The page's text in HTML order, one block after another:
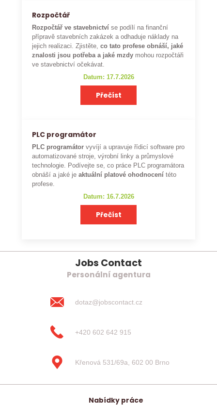
Rozpočtář
Rozpočtář ve stavebnictví se podílí na finanční
přípravě stavebních zakázek a odhaduje náklady na
jejich realizaci. Zjistěte,co tato profese obnáší, jaké
znalosti jsou potřeba a jaké mzdy mohou rozpočtáři
ve stavebnictví očekávat.
Datum: 17.7.2026
Přečíst
PLC programátor
PLC programátor vyvíjí a upravuje řídicí software pro
automatizované stroje, výrobní linky a průmyslové
technologie. Podívejte se, co práce PLC programátora
obnáší a jaké je aktuální platové ohodnocení této
profese.
Datum: 16.7.2026
Přečíst
Jobs Contact
Personální agentura
dotaz@jobscontact.cz
+420 602 642 915
Křenová 531/69a, 602 00 Brno
Nabídky práce